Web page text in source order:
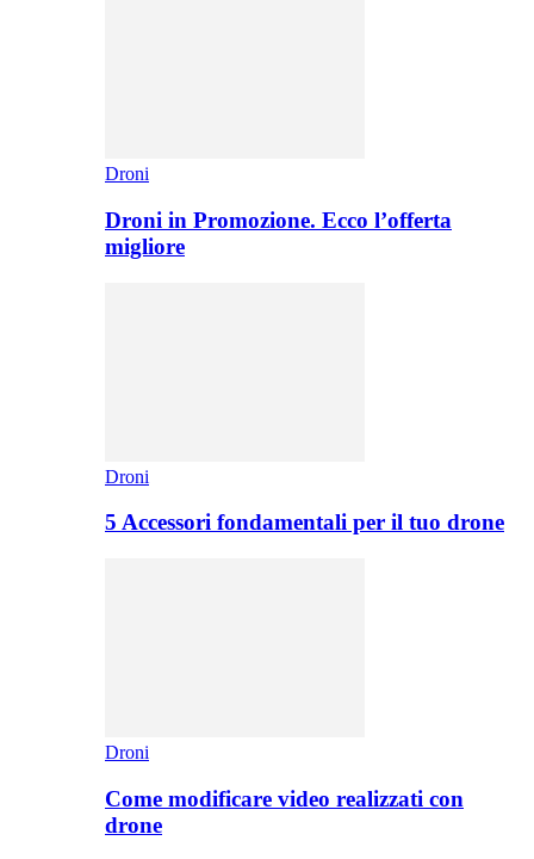
Droni
Droni in Promozione. Ecco l’offerta
migliore
Droni
5 Accessori fondamentali per il tuo drone
Droni
Come modificare video realizzati con
drone